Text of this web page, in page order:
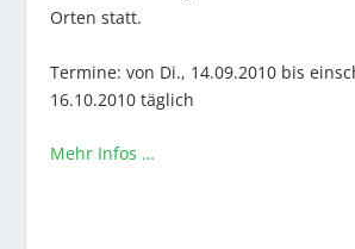
Orten statt.
Termine: von Di., 14.09.2010 bis
16.10.2010 täglich
Mehr Infos …